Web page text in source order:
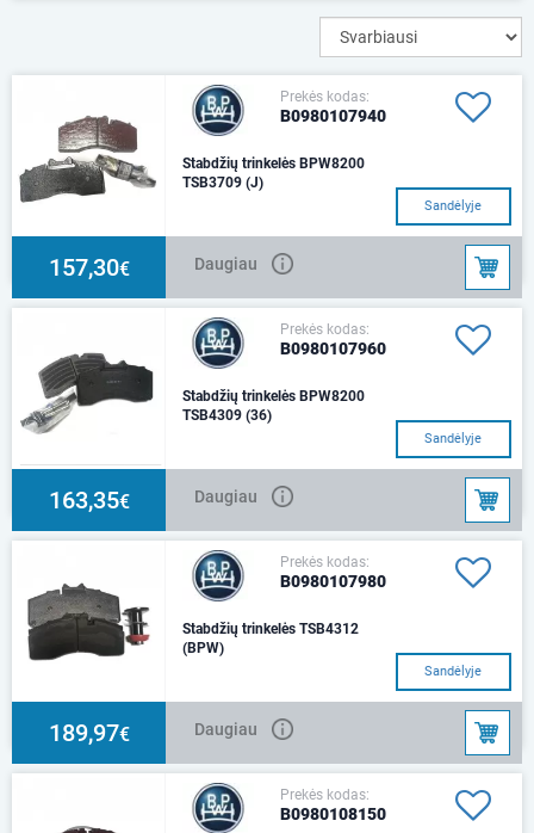
Prekės kodas:
B0980107940
Stabdžių trinkelės BPW8200
TSB3709 (J)
Sandėlyje
157,30€ Daugiau
Prekės kodas:
B0980107960
Stabdžių trinkelės BPW8200
TSB4309 (36)
Sandėlyje
163,35€ Daugiau
Prekės kodas:
B0980107980
Stabdžių trinkelės TSB4312
(BPW)
Sandėlyje
189,97€ Daugiau
Prekės kodas:
B0980108150